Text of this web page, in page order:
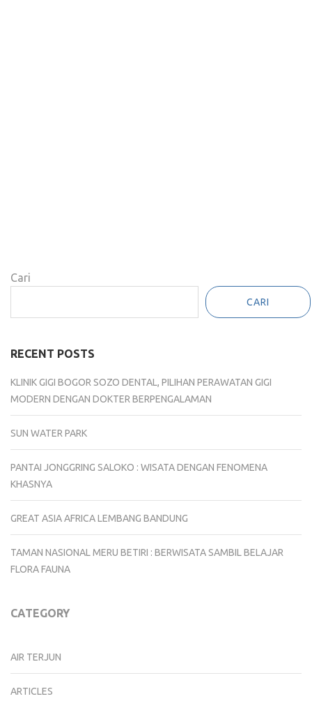
Cari
CARI
RECENT POSTS
KLINIK GIGI BOGOR SOZO DENTAL, PILIHAN PERAWATAN GIGI
MODERN DENGAN DOKTER BERPENGALAMAN
SUN WATER PARK
PANTAI JONGGRING SALOKO : WISATA DENGAN FENOMENA
KHASNYA
GREAT ASIA AFRICA LEMBANG BANDUNG
TAMAN NASIONAL MERU BETIRI : BERWISATA SAMBIL BELAJAR
FLORA FAUNA
CATEGORY
AIR TERJUN
ARTICLES